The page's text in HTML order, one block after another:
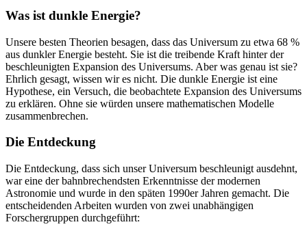
Was ist dunkle Energie?
Unsere besten Theorien besagen, dass das Universum zu etwa 68 %
aus dunkler Energie besteht. Sie ist die treibende Kraft hinter der
beschleunigten Expansion des Universums. Aber was genau ist sie?
Ehrlich gesagt, wissen wir es nicht. Die dunkle Energie ist eine
Hypothese, ein Versuch, die beobachtete Expansion des Universums
zu erklären. Ohne sie würden unsere mathematischen Modelle
zusammenbrechen.
Die Entdeckung
Die Entdeckung, dass sich unser Universum beschleunigt ausdehnt,
war eine der bahnbrechendsten Erkenntnisse der modernen
Astronomie und wurde in den späten 1990er Jahren gemacht. Die
entscheidenden Arbeiten wurden von zwei unabhängigen
Forschergruppen durchgeführt: